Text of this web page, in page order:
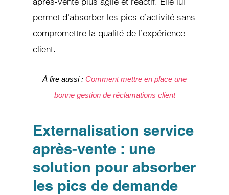
permet d’absorber les pics d’activité sans
compromettre la qualité de l’expérience
client.
À lire aussi : Comment mettre en place une
bonne gestion de réclamations client
Externalisation service
après-vente : une
solution pour absorber
les pics de demande